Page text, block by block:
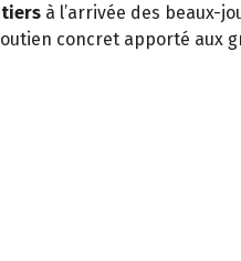
à l’arrivée des beaux-
concret apporté aux